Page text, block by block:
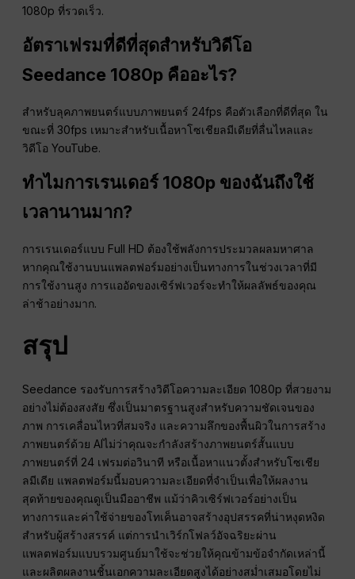
1080p ที่รวดเร็ว.
อัตราเฟรมที่ดีที่สุดสำหรับวิดีโอ
Seedance 1080p คืออะไร?
สำหรับลุคภาพยนตร์แบบภาพยนตร์ 24fps คือตัวเลือกที่ดีที่สุด ใน
ขณะที่ 30fps เหมาะสำหรับเนื้อหาโซเชียลมีเดียที่ลื่นไหลและ
วิดีโอ YouTube.
ทำไมการเรนเดอร์ 1080p ของฉันถึงใช้
เวลานานมาก?
การเรนเดอร์แบบ Full HD ต้องใช้พลังการประมวลผลมหาศาล
หากคุณใช้งานบนแพลตฟอร์มอย่างเป็นทางการในช่วงเวลาที่มี
การใช้งานสูง การแออัดของเซิร์ฟเวอร์จะทำให้ผลลัพธ์ของคุณ
ล่าช้าอย่างมาก.
สรุป
Seedance รองรับการสร้างวิดีโอความละเอียด 1080p ที่สวยงาม
อย่างไม่ต้องสงสัย ซึ่งเป็นมาตรฐานสูงสำหรับความชัดเจนของ
ภาพ การเคลื่อนไหวที่สมจริง และความลึกของพื้นผิวในการสร้าง
ภาพยนตร์ด้วย AIไม่ว่าคุณจะกำลังสร้างภาพยนตร์สั้นแบบ
ภาพยนตร์ที่ 24 เฟรมต่อวินาที หรือเนื้อหาแนวตั้งสำหรับโซเชีย
ลมีเดีย แพลตฟอร์มนี้มอบความละเอียดที่จำเป็นเพื่อให้ผลงาน
สุดท้ายของคุณดูเป็นมืออาชีพ แม้ว่าคิวเซิร์ฟเวอร์อย่างเป็น
ทางการและค่าใช้จ่ายของโทเค็นอาจสร้างอุปสรรคที่น่าหงุดหงิด
สำหรับผู้สร้างสรรค์ แต่การนำเวิร์กโฟลว์อัจฉริยะผ่าน
แพลตฟอร์มแบบรวมศูนย์มาใช้จะช่วยให้คุณข้ามข้อจำกัดเหล่านี้
และผลิตผลงานชิ้นเอกความละเอียดสูงได้อย่างสม่ำเสมอโดยไม่